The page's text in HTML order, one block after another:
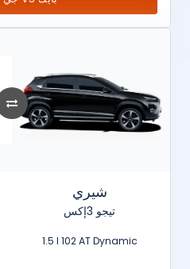
شيري
تيجو 3إكس
1.5 l 102 AT Dynamic